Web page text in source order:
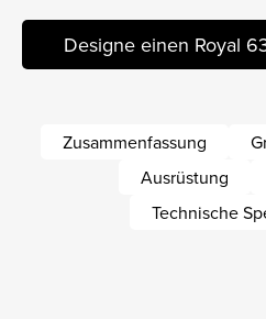
Designe einen Royal
Zusammenfassung
Ausrüstung
Technische